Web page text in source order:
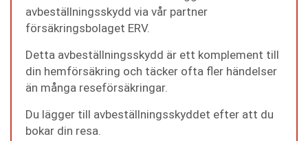
avbeställningsskydd via vår partner
försäkringsbolaget ERV.
Detta avbeställningsskydd är ett komplement till
din hemförsäkring och täcker ofta fler händelser
än många reseförsäkringar.
Du lägger till avbeställningsskyddet efter att du
bokar din resa.